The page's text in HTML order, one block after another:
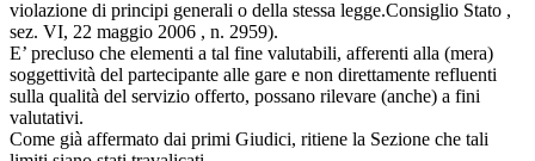
violazione di principi generali o della stessa legge.Consiglio Stato ,
sez. VI, 22 maggio 2006 , n. 2959).
E’ precluso che elementi a tal fine valutabili, afferenti alla (mera)
soggettività del partecipante alle gare e non direttamente refluenti
sulla qualità del servizio offerto, possano rilevare (anche) a fini
valutativi.
Come già affermato dai primi Giudici, ritiene la Sezione che tali